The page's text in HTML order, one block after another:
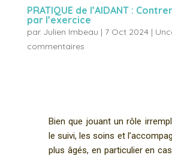
PRATIQUE de l’AIDANT :
par l’exercice
par Julien Imbeau | 7 Oct 2024 |
commentaires
Bien que jouant un rôle
le suivi, les soins et
plus âgés, en particulier en